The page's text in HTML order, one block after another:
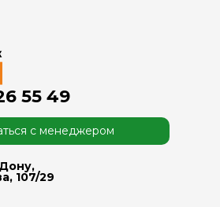
с менеджером
55 49
107/29